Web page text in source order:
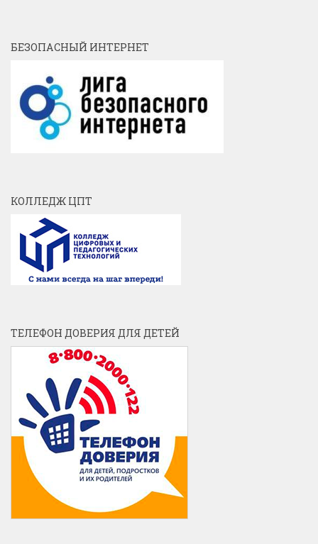
БЕЗОПАСНЫЙ ИНТЕРНЕТ
КОЛЛЕДЖ ЦПТ
ТЕЛЕФОН ДОВЕРИЯ ДЛЯ ДЕТЕЙ